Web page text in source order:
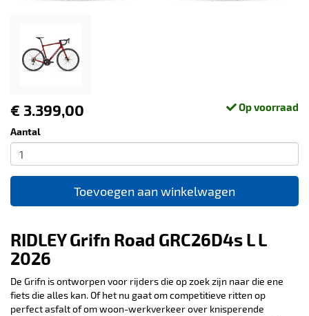
€ 3.399,00 Op voorraad
Aantal
Toevoegen aan winkelwagen
RIDLEY Grifn Road GRC26D4s L L
2026
De Grifn is ontworpen voor rijders die op zoek zijn naar die ene
fiets die alles kan. Of het nu gaat om competitieve ritten op
perfect asfalt of om woon-werkverkeer over knisperende